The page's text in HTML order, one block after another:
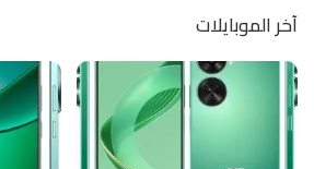
آخر الموبايلات